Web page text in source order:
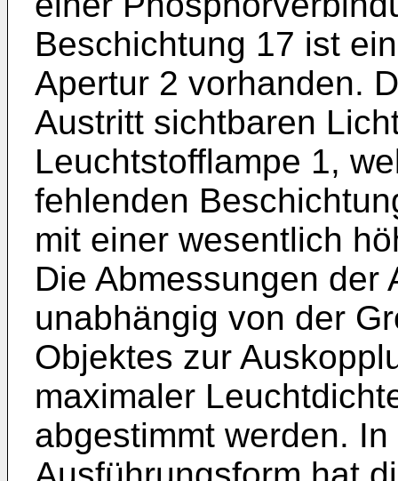
Beschichtung 17 ist
Apertur 2 vorhanden.
Austritt sichtbaren
Leuchtstofflampe 1,
fehlenden
mit einer wesentlich
Die Abmessungen der
unabhängig von der
Objektes zur
maximaler
abgestimmt werden.